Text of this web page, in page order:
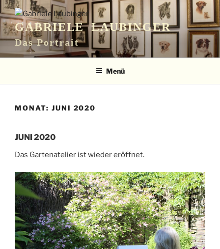
Zum
Inhalt
springenGABRIELE LAUBINGER
Das Portrait
Menü
MONAT: JUNI 2020
JUNI 2020
Das Gartenatelier ist wieder eröffnet.